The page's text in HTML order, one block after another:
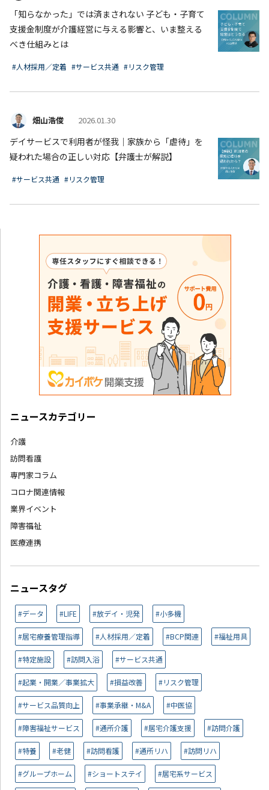
「知らなかった」では済まされない 子ども・子育て
支援金制度が介護経営に与える影響と、いま整える
べき仕組みとは
#人材採用／定着 #サービス共通 #リスク管理
畑山浩俊 2026.01.30
デイサービスで利用者が怪我｜家族から「虐待」を
疑われた場合の正しい対応【弁護士が解説】
#サービス共通 #リスク管理
ニュースカテゴリー
介護
訪問看護
専門家コラム
コロナ関連情報
業界イベント
障害福祉
医療連携
ニュースタグ
#データ #LIFE #放デイ・児発 #小多機
#居宅療養管理指導 #人材採用／定着 #BCP関連 #福祉用具
#特定施設 #訪問入浴 #サービス共通
#起業・開業／事業拡大 #損益改善 #リスク管理
#サービス品質向上 #事業承継・M&A #中医協
#障害福祉サービス #通所介護 #居宅介護支援 #訪問介護
#特養 #老健 #訪問看護 #通所リハ #訪問リハ
#グループホーム #ショートステイ #居宅系サービス